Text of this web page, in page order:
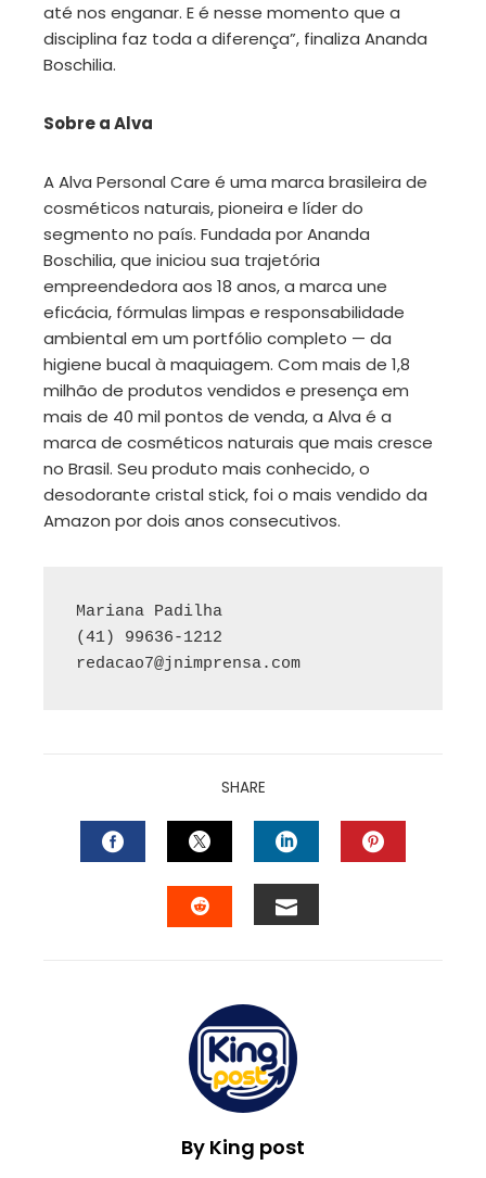
até nos enganar. E é nesse momento que a
disciplina faz toda a diferença”, finaliza Ananda
Boschilia.
Sobre a Alva
A Alva Personal Care é uma marca brasileira de
cosméticos naturais, pioneira e líder do
segmento no país. Fundada por Ananda
Boschilia, que iniciou sua trajetória
empreendedora aos 18 anos, a marca une
eficácia, fórmulas limpas e responsabilidade
ambiental em um portfólio completo — da
higiene bucal à maquiagem. Com mais de 1,8
milhão de produtos vendidos e presença em
mais de 40 mil pontos de venda, a Alva é a
marca de cosméticos naturais que mais cresce
no Brasil. Seu produto mais conhecido, o
desodorante cristal stick, foi o mais vendido da
Amazon por dois anos consecutivos.
Mariana Padilha
redacao7@jnimprensa.com
SHARE
FACEBOOKTWITTERLINKEDIN
By King post